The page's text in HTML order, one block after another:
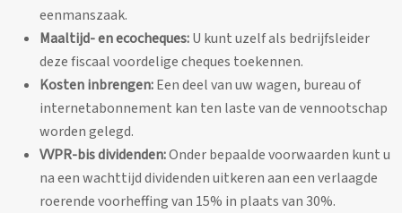
eenmanszaak.
Maaltijd- en ecocheques:U kunt uzelf als bedrijfsleider
deze fiscaal voordelige cheques toekennen.
Kosten inbrengen:Een deel van uw wagen, bureau of
internetabonnement kan ten laste van de vennootschap
worden gelegd.
VVPR-bis dividenden:Onder bepaalde voorwaarden kunt u
na een wachttijd dividenden uitkeren aan een verlaagde
roerende voorheffing van 15% in plaats van 30%.